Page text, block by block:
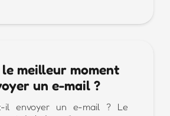
meilleur moment
un e-mail ?
il envoyer un e-mail ? Le